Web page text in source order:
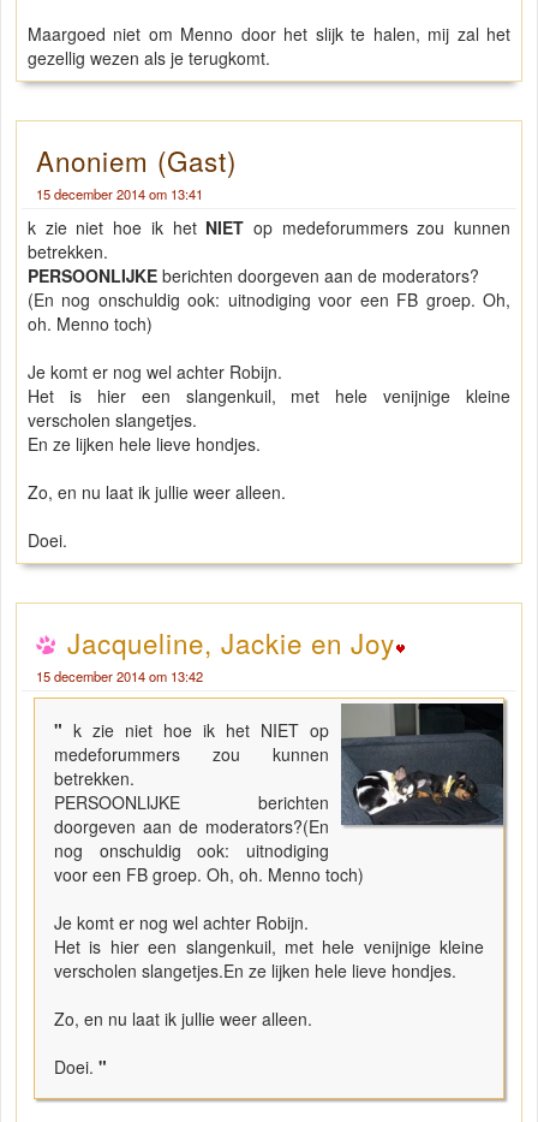
Maargoed niet om Menno door het slijk te halen, mij zal het
gezellig wezen als je terugkomt.
Anoniem (Gast)
15 december 2014 om 13:41
k zie niet hoe ik het NIET op medeforummers zou kunnen
betrekken.
PERSOONLIJKE berichten doorgeven aan de moderators?
(En nog onschuldig ook: uitnodiging voor een FB groep. Oh,
oh. Menno toch)
Je komt er nog wel achter Robijn.
Het is hier een slangenkuil, met hele venijnige kleine
verscholen slangetjes.
En ze lijken hele lieve hondjes.
Zo, en nu laat ik jullie weer alleen.
Doei.
Jacqueline, Jackie en Joy
15 december 2014 om 13:42
" k zie niet hoe ik het NIET op
medeforummers zou kunnen
betrekken.
PERSOONLIJKE berichten
doorgeven aan de moderators?(En
nog onschuldig ook: uitnodiging
voor een FB groep. Oh, oh. Menno toch)
Je komt er nog wel achter Robijn.
Het is hier een slangenkuil, met hele venijnige kleine
verscholen slangetjes.En ze lijken hele lieve hondjes.
Zo, en nu laat ik jullie weer alleen.
Doei. "